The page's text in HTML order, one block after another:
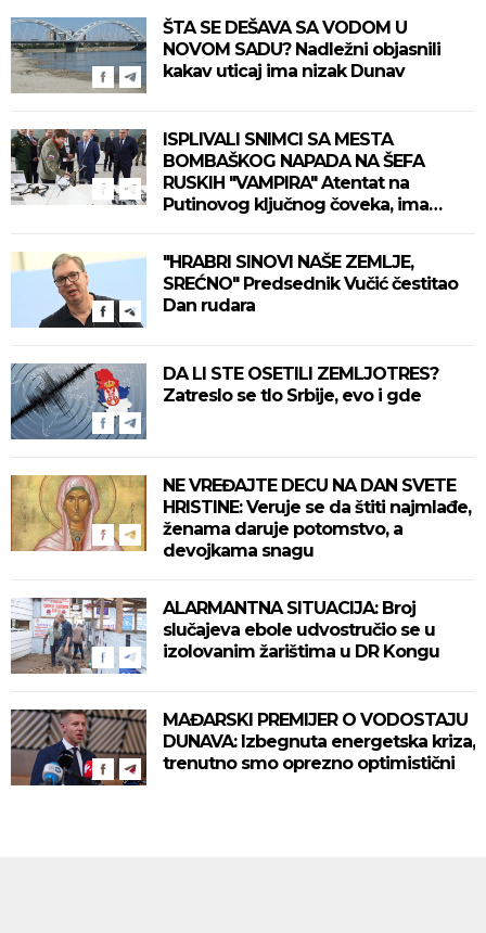
ŠTA SE DEŠAVA SA VODOM U
NOVOM SADU? Nadležni objasnili
kakav uticaj ima nizak Dunav
ISPLIVALI SNIMCI SA MESTA
BOMBAŠKOG NAPADA NA ŠEFA
RUSKIH "VAMPIRA" Atentat na
Putinovog ključnog čoveka, ima
"HRABRI SINOVI NAŠE ZEMLJE,
SREĆNO" Predsednik Vučić čestitao
Dan rudara
DA LI STE OSETILI ZEMLJOTRES?
Zatreslo se tlo Srbije, evo i gde
NE VREĐAJTE DECU NA DAN SVETE
HRISTINE: Veruje se da štiti najmlađe,
ženama daruje potomstvo, a
devojkama snagu
ALARMANTNA SITUACIJA: Broj
slučajeva ebole udvostručio se u
izolovanim žarištima u DR Kongu
MAĐARSKI PREMIJER O VODOSTAJU
DUNAVA: Izbegnuta energetska kriza,
trenutno smo oprezno optimistični